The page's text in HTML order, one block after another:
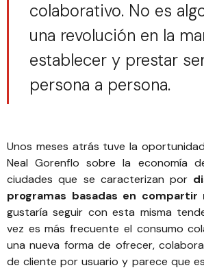
colaborativo. No es
una revolución en la
establecer y prestar
persona a persona.
Unos meses atrás tuve la
Neal Gorenflo sobre la economía
ciudades que se caracterizan por
programas basadas en compartir
gustaría seguir con esta misma
vez es más frecuente el consumo
una nueva forma de ofrecer,
de cliente por usuario y parece que